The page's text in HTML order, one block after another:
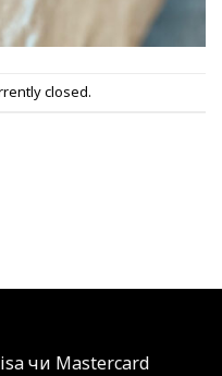
closed.
чи Mastercard